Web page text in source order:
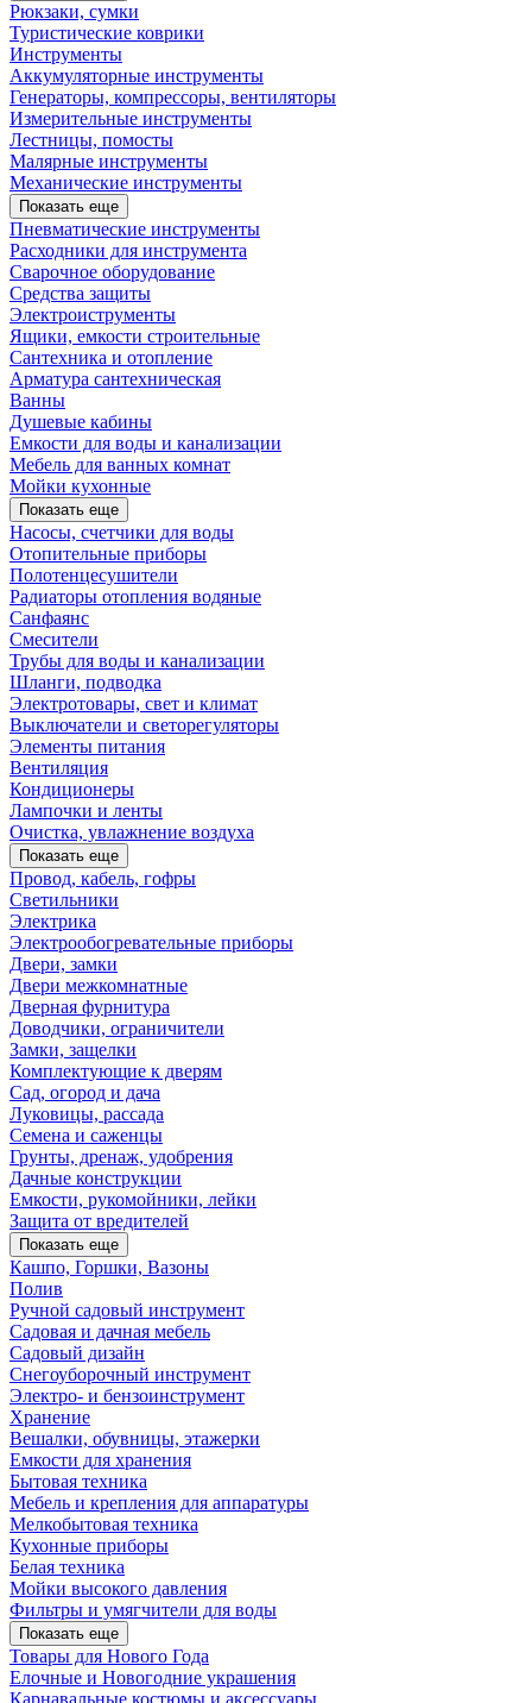
Рюкзаки, сумки
Туристические коврики
Инструменты
Аккумуляторные инструменты
Генераторы, компрессоры, вентиляторы
Измерительные инструменты
Лестницы, помосты
Малярные инструменты
Механические инструменты
Показать еще
Пневматические инструменты
Расходники для инструмента
Сварочное оборудование
Средства защиты
Электроиструменты
Ящики, емкости строительные
Сантехника и отопление
Арматура сантехническая
Ванны
Душевые кабины
Емкости для воды и канализации
Мебель для ванных комнат
Мойки кухонные
Показать еще
Насосы, счетчики для воды
Отопительные приборы
Полотенцесушители
Радиаторы отопления водяные
Санфаянс
Смесители
Трубы для воды и канализации
Шланги, подводка
Электротовары, свет и климат
Выключатели и светорегуляторы
Элементы питания
Вентиляция
Кондиционеры
Лампочки и ленты
Очистка, увлажнение воздуха
Показать еще
Провод, кабель, гофры
Светильники
Электрика
Электрообогревательные приборы
Двери, замки
Двери межкомнатные
Дверная фурнитура
Доводчики, ограничители
Замки, защелки
Комплектующие к дверям
Сад, огород и дача
Луковицы, рассада
Семена и саженцы
Грунты, дренаж, удобрения
Дачные конструкции
Емкости, рукомойники, лейки
Защита от вредителей
Показать еще
Кашпо, Горшки, Вазоны
Полив
Ручной садовый инструмент
Садовая и дачная мебель
Садовый дизайн
Снегоуборочный инструмент
Электро- и бензоинструмент
Хранение
Вешалки, обувницы, этажерки
Емкости для хранения
Бытовая техника
Мебель и крепления для аппаратуры
Мелкобытовая техника
Кухонные приборы
Белая техника
Мойки высокого давления
Фильтры и умягчители для воды
Показать еще
Товары для Нового Года
Елочные и Новогодние украшения
Карнавальные костюмы и аксессуары